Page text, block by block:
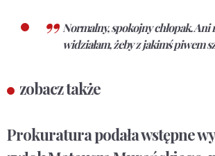
Normalny, spokojny chłopak. Ani
widziałam, żeby z jakimś piwem
zobacz także
Prokuratura podała wstępne